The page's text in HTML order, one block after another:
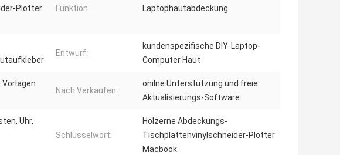
Plotter
Funktion:
Laptophautabdeckung
Entwurf:
kundenspezifische DIY-Laptop-
Computer Haut
Nach Verkäufen:
onilne Unterstützung und freie
Aktualisierungs-Software
Uhr,
Schlüsselwort:
Hölzerne Abdeckungs-
Tischplattenvinylschneider-Plotter
Macbook